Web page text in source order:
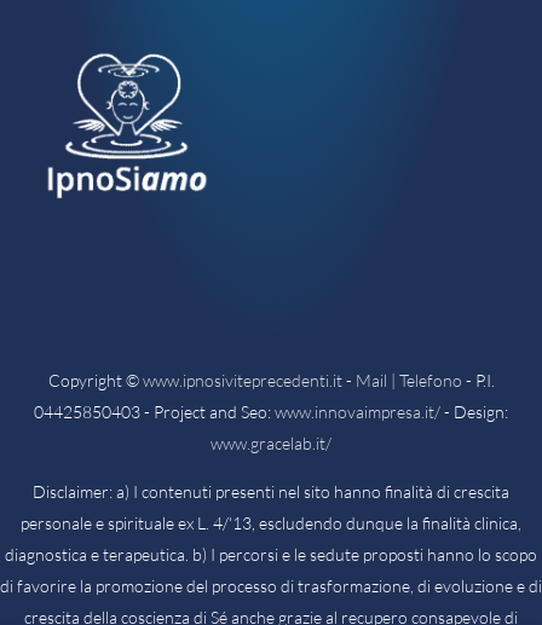
Copyright ©www.ipnosiviteprecedenti.it- Mail | Telefono - P.I.
04425850403 - Project and Seo:www.innovaimpresa.it/- Design:
www.gracelab.it/
Disclaimer: a) I contenuti presenti nel sito hanno finalità di crescita
personale e spirituale ex L. 4/'13, escludendo dunque la finalità clinica,
diagnostica e terapeutica. b) I percorsi e le sedute proposti hanno lo scopo
di favorire la promozione del processo di trasformazione, di evoluzione e di
crescita della coscienza di Sé anche grazie al recupero consapevole di